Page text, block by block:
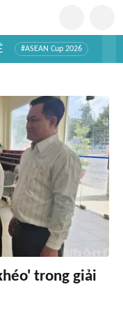
#ASEAN Cup 2026
trong giải